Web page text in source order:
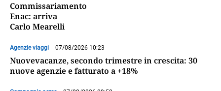
Commissariamento
Enac: arriva
Carlo Mearelli
Agenzie viaggi 07/08/2026 10:23
Nuovevacanze, secondo trimestre in crescita: 30
nuove agenzie e fatturato a +18%